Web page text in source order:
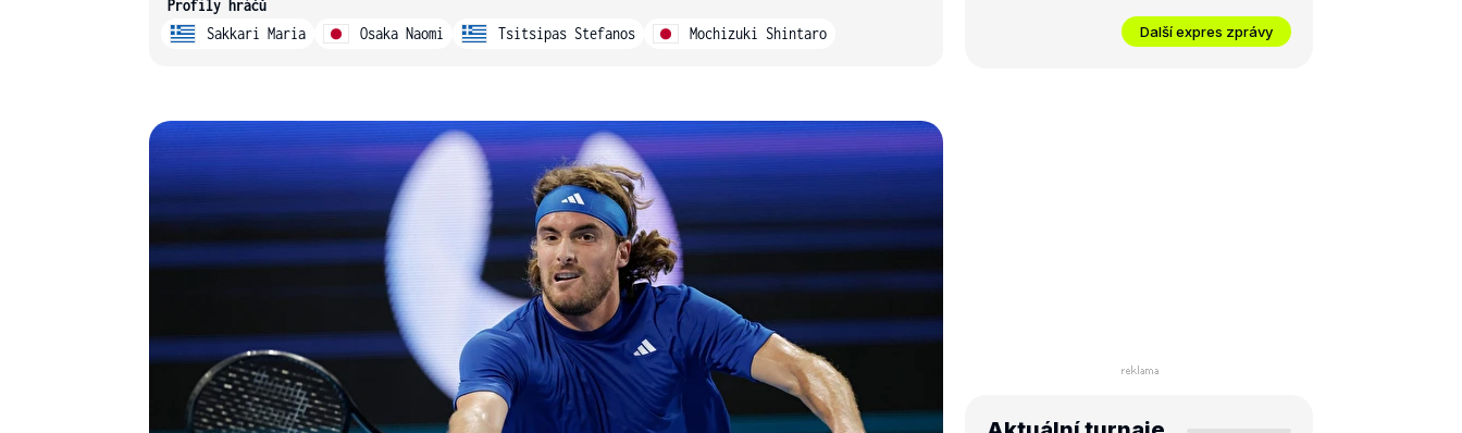
Profily hráčů
Sakkari Maria
Osaka Naomi Tsitsipas Stefanos Mochizuki Shintaro Další expres zprávy